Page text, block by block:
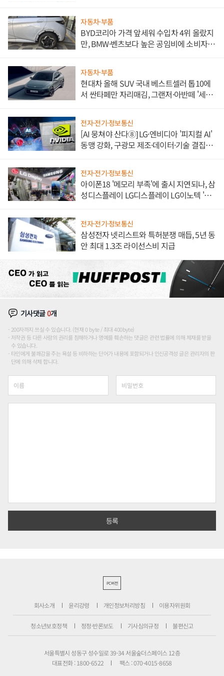
자동차·부품
BYD코리아 가격 앞세워 수입차 4위 올랐지
만, BMW·벤츠보다 높은 공임비에 소비자
자동차·부품
현대차 올해 SUV 국내 베스트셀러 톱10에
서 싼타페만 자리매김, 그랜저·아반떼 '세단
전자·전기·정보통신
[AI 뭉쳐야 산다⑧] LG·엔비디아 '피지컬 AI'
동맹 강화, 구광모 제조·데이터·기술 결집
전자·전기·정보통신
아이폰18 '메모리 부족'에 출시 지연되나, 삼
성디스플레이 LG디스플레이 LG이노텍 '탈
전자·전기·정보통신
삼성전자 넷리스트와 특허분쟁 매듭, 5년 동
안 최대 1.3조 라이선스비 지급
기사댓글0개
200자까지 쓰실 수 있습니다. (현재 0 byte / 최대 400byte)
저작권 등 다른 사람의 권리를 침해하거나 명예를 훼손하는 댓글은 관련 법률에 의해 제재를 받을
수 있습니다.
타인에게 불쾌감을 주는 욕설 등 비하하는 단어가 내용에 포함되거나 인신공격성 글은 관리자의 판
단에 의해 삭제 합니다.
PC버전
회사소개 윤리강령 개인정보처리방침 이용자위원회
청소년보호정책 정정·반론보도 기사심의규정 불편신고
서울특별시 성동구 성수일로 39-34 서울숲더스페이스 12층
대표전화 : 1800-6522
팩스 : 070-4015-8658